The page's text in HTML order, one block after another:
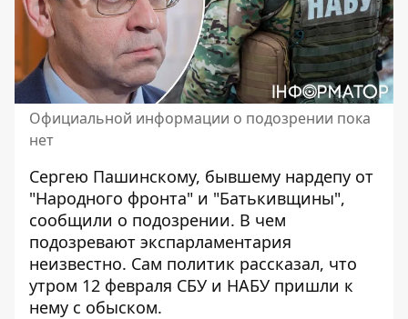
Официальной информации о подозрении пока
нет
Сергею Пашинскому, бывшему нардепу от
"Народного фронта" и "Батькивщины",
сообщили о подозрении. В чем
подозревают экспарламентария
неизвестно. Сам политик рассказал, что
утром 12 февраля СБУ и НАБУ пришли к
нему с обыском.